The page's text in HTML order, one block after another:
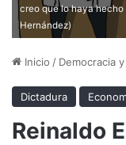
creo que lo haya
Hernández)
Inicio / Democracia
Dictadura
Reinaldo